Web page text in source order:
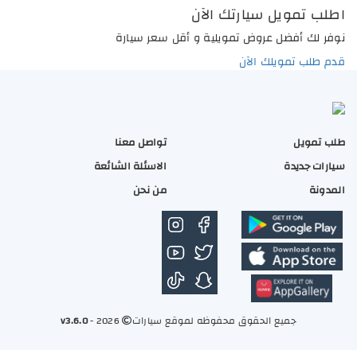
اطلب تمويل سيارتك الآن
نوفر لك أفضل عروض تمويلية و أقل سعر سيارة
قدم طلب تمويلك الآن
طلب تمويل
سيارات جديدة
المدونة
تواصل معنا
الاسئلة الشائعة
من نحن
جميع الحقوق محفوظه لموقع سيارات 2026 -
v3.6.0